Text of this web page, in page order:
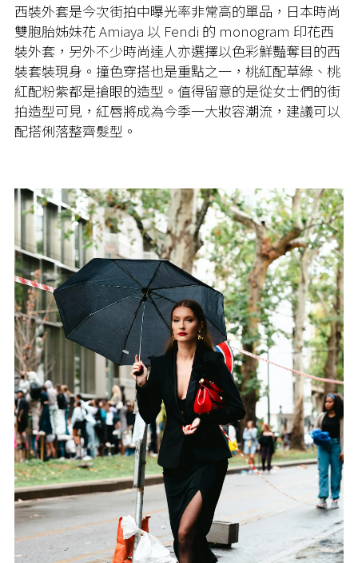
西裝外套是今次街拍中曝光率非常高的單品，日本時尚
雙胞胎姊妹花 Amiaya 以 Fendi 的 monogram 印花西
裝外套，另外不少時尚達人亦選擇以色彩鮮豔奪目的西
裝套裝現身。撞色穿搭也是重點之一，桃紅配草綠、桃
紅配粉紫都是搶眼的造型。值得留意的是從女士們的街
拍造型可見，紅唇將成為今季一大妝容潮流，建議可以
配搭俐落整齊髮型。